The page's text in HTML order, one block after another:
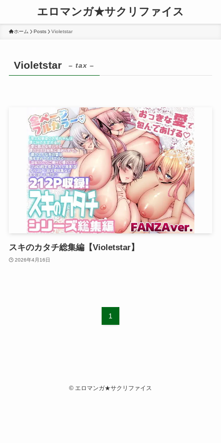
エロマンガ★サクリファイス
ホーム Posts Violetstar
Violetstar – tax –
スキのカタチ総集編【Violetstar】
2026年4月16日
1
© エロマンガ★サクリファイス